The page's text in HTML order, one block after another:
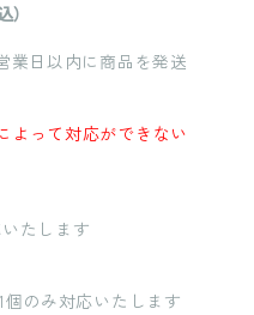
業日以内に商品を発送
よって対応ができない
たします
のみ対応いたします